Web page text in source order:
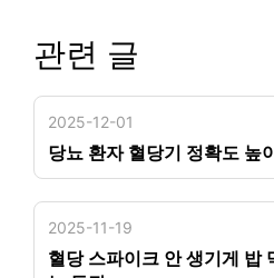
관련 글
2025-12-01
당뇨 환자 혈당기 정확도 높
2025-11-19
혈당 스파이크 안 생기게 밥